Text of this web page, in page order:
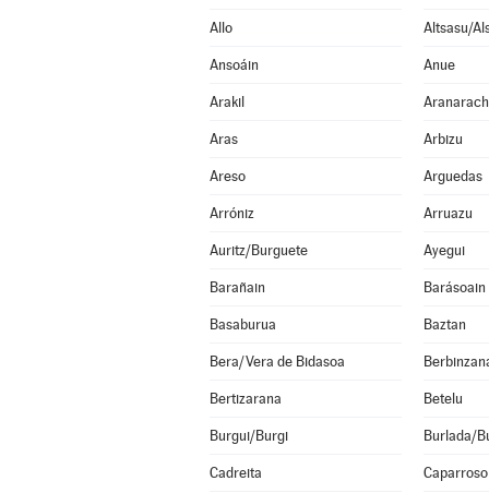
Allo Altsasu/
Ansoáin Anue
Arakil
Aras Arbizu
Areso Arguedas
Arróniz Arruazu
Auritz/Burguete Ayegui
Barañain Barásoain
Basaburua Baztan
Bera/Vera de Bidasoa
Bertizarana Betelu
Burgui/Burgi Burlada/
Cadreita Caparroso